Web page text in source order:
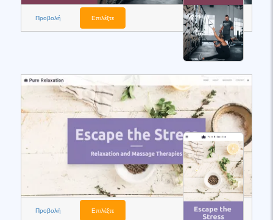
Προβολή Επιλέξτε
Προβολή Επιλέξτε